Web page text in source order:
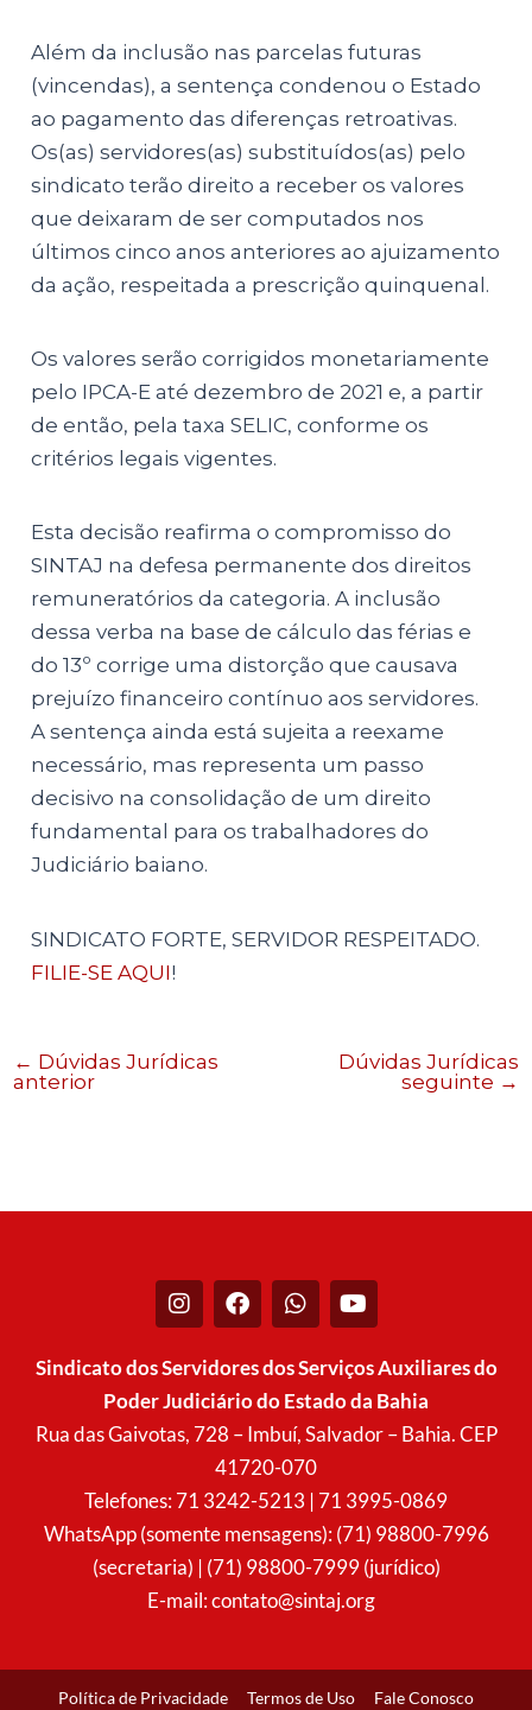
Além da inclusão nas parcelas futuras
(vincendas), a sentença condenou o Estado
ao pagamento das diferenças retroativas.
Os(as) servidores(as) substituídos(as) pelo
sindicato terão direito a receber os valores
que deixaram de ser computados nos
últimos cinco anos anteriores ao ajuizamento
da ação, respeitada a prescrição quinquenal.
Os valores serão corrigidos monetariamente
pelo IPCA-E até dezembro de 2021 e, a partir
de então, pela taxa SELIC, conforme os
critérios legais vigentes.
Esta decisão reafirma o compromisso do
SINTAJ na defesa permanente dos direitos
remuneratórios da categoria. A inclusão
dessa verba na base de cálculo das férias e
do 13º corrige uma distorção que causava
prejuízo financeiro contínuo aos servidores.
A sentença ainda está sujeita a reexame
necessário, mas representa um passo
decisivo na consolidação de um direito
fundamental para os trabalhadores do
Judiciário baiano.
SINDICATO FORTE, SERVIDOR RESPEITADO.
FILIE-SE AQUI!
← Dúvidas Jurídicas
anterior
Dúvidas Jurídicas
seguinte →
I
n
t
g
r
F
a
e
b
o
o
k
W
h
t
a
p
p
Y
o
t
u
b
e
Sindicato dos Servidores dos Serviços Auxiliares do
Poder Judiciário do Estado da Bahia
Rua das Gaivotas, 728 – Imbuí, Salvador – Bahia. CEP
41720-070
Telefones: 71 3242-5213 | 71 3995-0869
WhatsApp (somente mensagens): (71) 98800-7996
(secretaria) | (71) 98800-7999 (jurídico)
E-mail:contato@sintaj.org
Política de Privacidade Termos de Uso Fale Conosco